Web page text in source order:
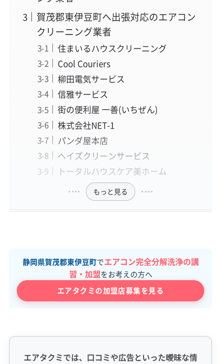
賀茂郡東伊豆町へ出張対応のエアコン
クリーニング業者
住まいるハウスクリーニング
Cool Couriers
柳田電気サービス
信雅サービス
街の便利屋 一善(いちぜん)
株式会社NET-1
パンダ屋本店
ヘイズクリーンサービス
トータルハウスケア美ホーム
もっと見る
静岡県賀茂郡東伊豆町でエアコン完全分解洗浄の講
習・加盟をお考えの方へ
エアタクミの加盟店募集を見る
エアタクミでは、口コミや広告といった曖昧な情